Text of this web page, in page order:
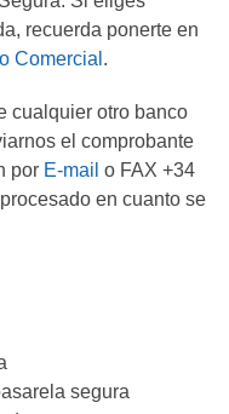
recuerda ponerte en
Comercial .
cualquier otro banco
el comprobante
por E-mail o FAX +34
en cuanto se
segura